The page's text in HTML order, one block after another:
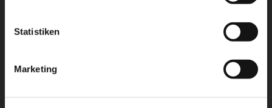
Statistiken
Marketing